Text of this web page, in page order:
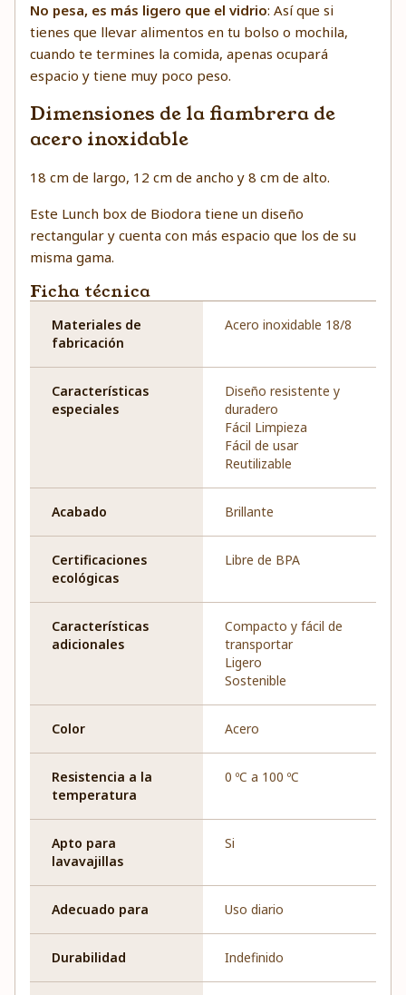
No pesa, es más ligero que el vidrio: Así que si
tienes que llevar alimentos en tu bolso o mochila,
cuando te termines la comida, apenas ocupará
espacio y tiene muy poco peso.
Dimensiones de la fiambrera de
acero inoxidable
18 cm de largo, 12 cm de ancho y 8 cm de alto.
Este Lunch box de Biodora tiene un diseño
rectangular y cuenta con más espacio que los de su
misma gama.
Ficha técnica
Materiales de
fabricación
Acero inoxidable 18/8
Características
especiales
Diseño resistente y
duradero
Fácil Limpieza
Fácil de usar
Reutilizable
Acabado Brillante
Certificaciones
ecológicas
Libre de BPA
Características
adicionales
Compacto y fácil de
transportar
Ligero
Sostenible
Color Acero
Resistencia a la
temperatura
0 ºC a 100 ºC
Apto para
lavavajillas
Si
Adecuado para Uso diario
Durabilidad Indefinido